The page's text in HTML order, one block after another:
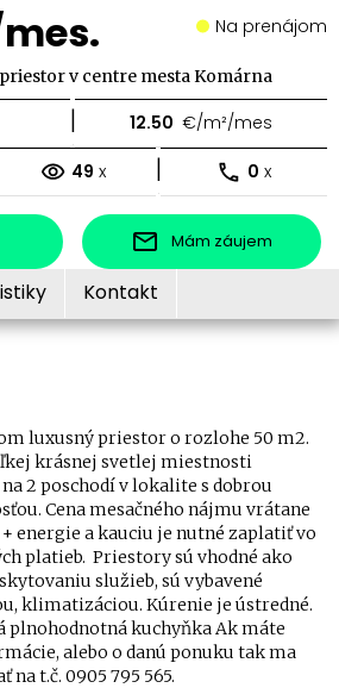
Na prenájom
v centre mesta Komárna
| 12.50 €/m²/mes
49 x | 0 x
Mám záujem
Kontakt
luxusný priestor o rozlohe 50 m2.
krásnej svetlej miestnosti
2 poschodí v lokalite s dobrou
Cena mesačného nájmu vrátane
energie a kauciu je nutné zaplatiť vo
platieb. Priestory sú vhodné ako
služieb, sú vybavené
klimatizáciou. Kúrenie je ústredné.
plnohodnotná kuchyňka Ak máte
alebo o danú ponuku tak ma
t.č. 0905 795 565.